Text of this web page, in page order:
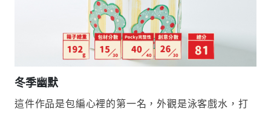
冬季幽默
這件作品是包編心裡的第一名，外觀是泳客戲水，打